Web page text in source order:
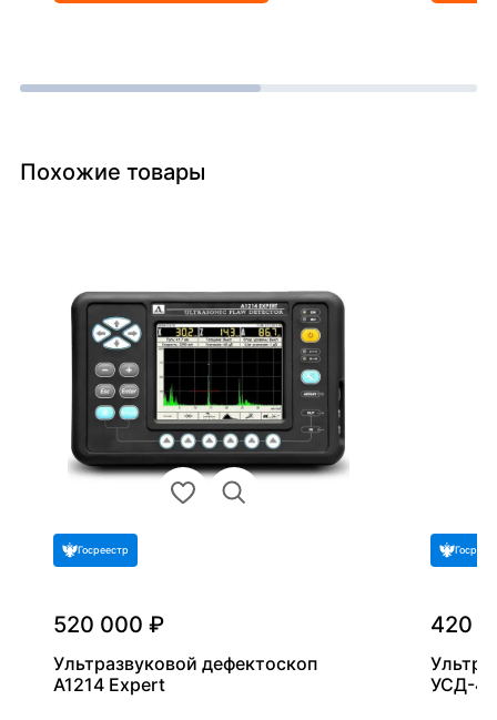
Похожие товары
Госреестр
520 000 ₽
Ультразвуковой дефектоскоп
A1214 Expert
420
УСД-